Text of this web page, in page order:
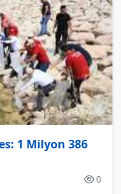
1 Milyon 386
0